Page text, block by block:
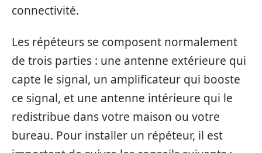
connectivité.
Les répéteurs se composent normalement
de trois parties : une antenne extérieure qui
capte le signal, un amplificateur qui booste
ce signal, et une antenne intérieure qui le
redistribue dans votre maison ou votre
bureau. Pour installer un répéteur, il est